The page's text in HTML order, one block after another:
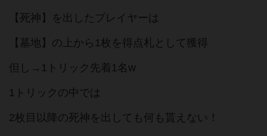
【死神】を出したプレイヤーは
【墓地】の上から1枚を得点札として獲得
但し→1トリック先着1名w
1トリックの中では
2枚目以降の死神を出しても何も貰えない！